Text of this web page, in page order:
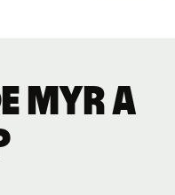
MYR a